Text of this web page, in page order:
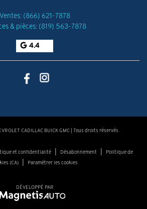
Ventes: (866) 621-7878
& pièces: (819) 563-7878
4.4
CADILLAC BUICK GMC | Tous droits réservés.
et confidentialité | Désabonnement |
Politique de
(CA)| Paramétrer les cookies
DÉVELOPPÉ PAR